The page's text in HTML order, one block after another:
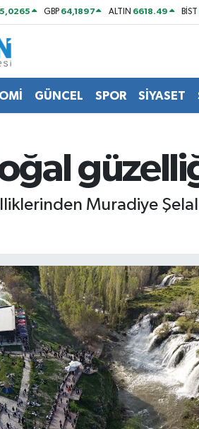
GBP 64,1897 ALTIN 6618.49 BİST
GÜNCEL SPOR SİYASET
Muradiye